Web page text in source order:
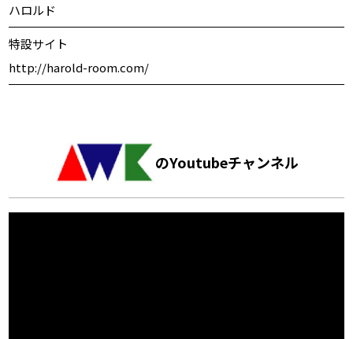
ハロルド
特設サイト
http://harold-room.com/
のYoutubeチャンネル